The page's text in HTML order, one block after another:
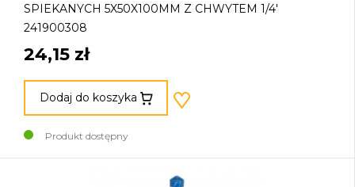
SPIEKANYCH 5X50X100MM Z CHWYTEM 1/4'
241900308
24,15 zł
Dodaj do koszyka
Produkt dostępny